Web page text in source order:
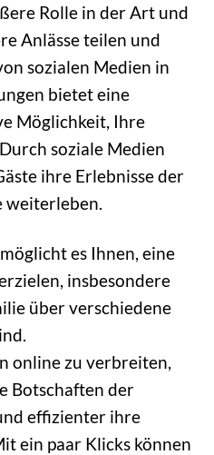
Rolle in der Art und
Anlässe teilen und
sozialen Medien in
bietet eine
Möglichkeit, Ihre
soziale Medien
ihre Erlebnisse der
weiterleben.
es Ihnen, eine
insbesondere
über verschiedene
online zu verbreiten,
Botschaften der
effizienter ihre
ein paar Klicks können